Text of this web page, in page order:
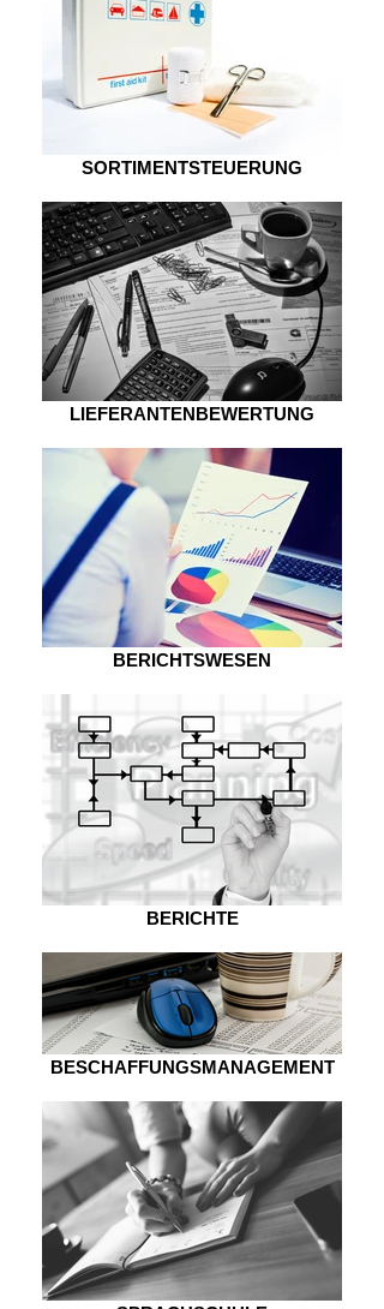
SORTIMENTSTEUERUNG
LIEFERANTENBEWERTUNG
BERICHTSWESEN
BERICHTE
BESCHAFFUNGSMANAGEMENT